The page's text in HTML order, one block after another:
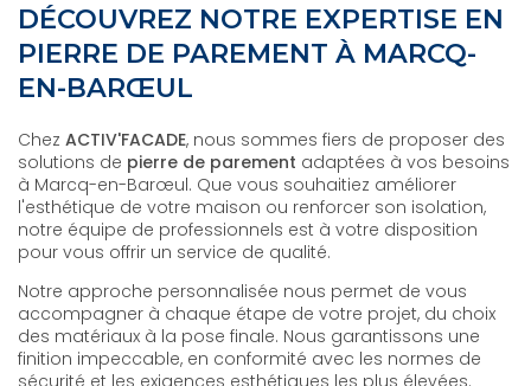
DÉCOUVREZ NOTRE EXPERTISE EN
PIERRE DE PAREMENT À MARCQ-
EN-BARŒUL
Chez ACTIV'FACADE, nous sommes fiers de proposer des
solutions de pierre de parement adaptées à vos besoins
à Marcq-en-Barœul. Que vous souhaitiez améliorer
l'esthétique de votre maison ou renforcer son isolation,
notre équipe de professionnels est à votre disposition
pour vous offrir un service de qualité.
Notre approche personnalisée nous permet de vous
accompagner à chaque étape de votre projet, du choix
des matériaux à la pose finale. Nous garantissons une
finition impeccable, en conformité avec les normes de
sécurité et les exigences esthétiques les plus élevées.